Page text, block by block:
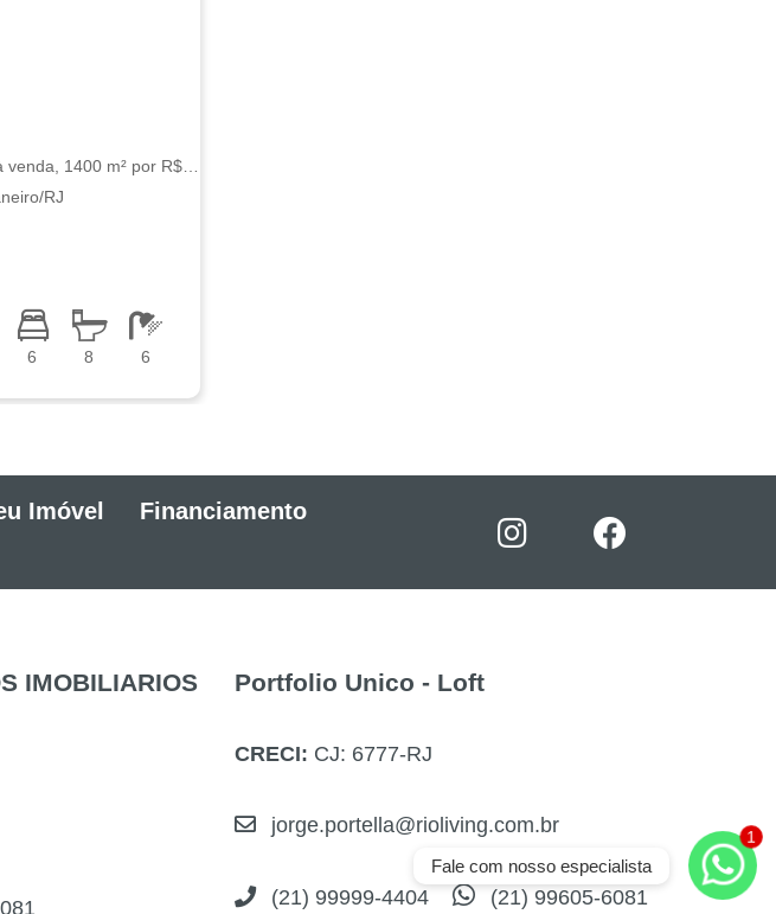
Fale com nosso especialista
RJ
6 8 6
Imóvel
Financiamento
IMOBILIARIOS
Portfolio Unico - Loft
CRECI: CJ: 6777-RJ
jorge.portella@rioliving.com.br
(21) 99999-4404 (21) 99605-6081